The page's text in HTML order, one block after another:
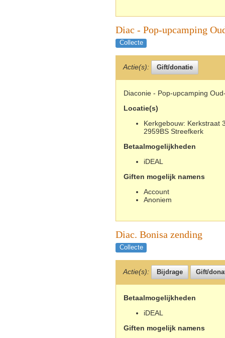
Diac - Pop-upcamping
Collecte
Actie(s):
Diaconie - Pop-upcamping
Locatie(s)
Kerkgebouw: Kerkstraat
2959BS Streefkerk
Betaalmogelijkheden
iDEAL
Giften mogelijk namens
Account
Anoniem
Diac. Bonisa zending
Collecte
Actie(s):
Betaalmogelijkheden
iDEAL
Giften mogelijk namens